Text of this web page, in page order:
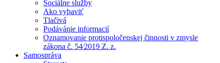
Sociálne služby
Ako vybaviť
Tlačivá
Podávánie informacií
Oznamovanie protispoločenskej činnosti v zmysle
zákona č. 54⁄2019 Z. z.
Samospráva